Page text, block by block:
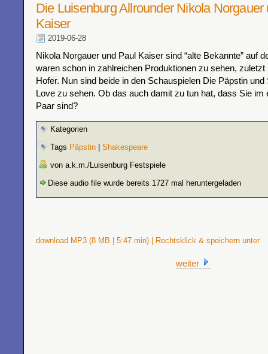
Die Luisenburg Allrounder Nikola Norgauer
Kaiser
2019-06-28
Nikola Norgauer und Paul Kaiser sind “alte Bekannte” auf
waren schon in zahlreichen Produktionen zu sehen, zuletzt
Hofer. Nun sind beide in den Schauspielen Die Päpstin
Love zu sehen. Ob das auch damit zu tun hat, dass Sie im
Paar sind?
Kategorien
Tags Päpstin
Shakespeare
von a.k.m./Luisenburg Festspiele
Diese audio file wurde bereits 1727 mal heruntergeladen
download MP3 (8 MB | 5:47 min) | Rechtsklick & speichern unter
weiter